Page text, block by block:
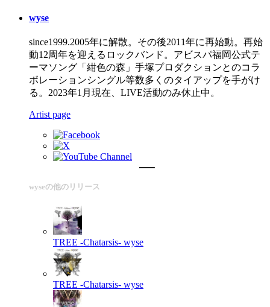
wyse
since1999.2005年に解散。その後2011年に再始動。再始
動12周年を迎えるロックバンド。アビスパ福岡公式テ
ーマソング「紺色の森」手塚プロダクションとのコラ
ボレーションシングル等数多くのタイアップを手がけ
る。2023年1月現在、LIVE活動のみ休止中。
Artist page
wyseの他のリリース
TREE -Chatarsis- wyse
TREE -Chatarsis- wyse